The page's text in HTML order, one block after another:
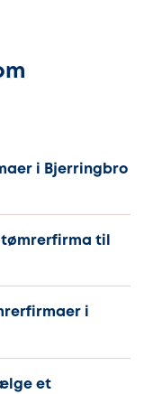
i Bjerringbro
til
i
et